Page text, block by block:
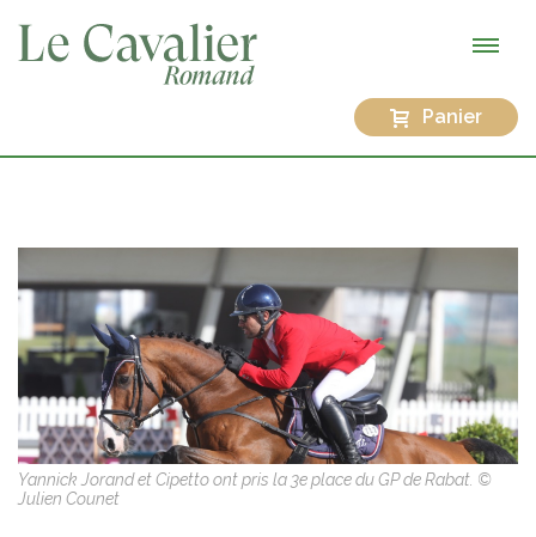
Panier
Yannick Jorand et Cipetto ont pris la 3e place du GP de Rabat. ©
Julien Counet